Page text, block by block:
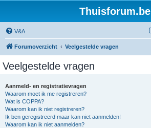
Thuisforum.be
V&A
Forumoverzicht Veelgestelde vragen
Veelgestelde vragen
Aanmeld- en registratievragen
Waarom moet ik me registreren?
Wat is COPPA?
Waarom kan ik niet registreren?
Ik ben geregistreerd maar kan niet aanmelden!
Waarom kan ik niet aanmelden?